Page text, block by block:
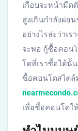
เกือบจะหน้ามืด
สูงเกินกำลังผ่อ
อย่างไรล่ะว่าเ
จะพอ กู้ซื้อคอน
โดที่เราซื้อได้นั้
ซื้อคอนโดสไตล์
เพื่อซื้อคอนโดใ